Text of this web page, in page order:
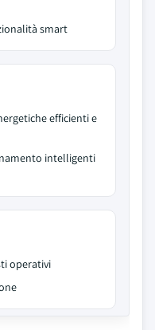
smart
efficienti e
intelligenti
operativi